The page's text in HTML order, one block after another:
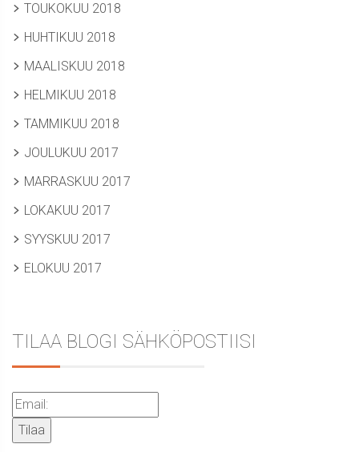
TOUKOKUU 2018
HUHTIKUU 2018
MAALISKUU 2018
HELMIKUU 2018
TAMMIKUU 2018
JOULUKUU 2017
MARRASKUU 2017
LOKAKUU 2017
SYYSKUU 2017
ELOKUU 2017
TILAA BLOGI SÄHKÖPOSTIISI